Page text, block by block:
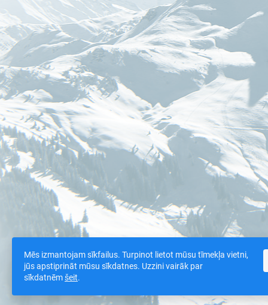
Mēs izmantojam sīkfailus. Turpinot lietot mūsu tīmekļa vietni,
jūs apstiprināt mūsu sīkdatnes. Uzzini vairāk par
sīkdatnēmšeit.